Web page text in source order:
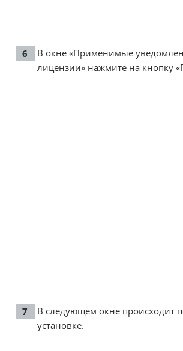
В окне «Применимые
лицензии» нажмите на кнопку
В следующем окне происходит
установке.